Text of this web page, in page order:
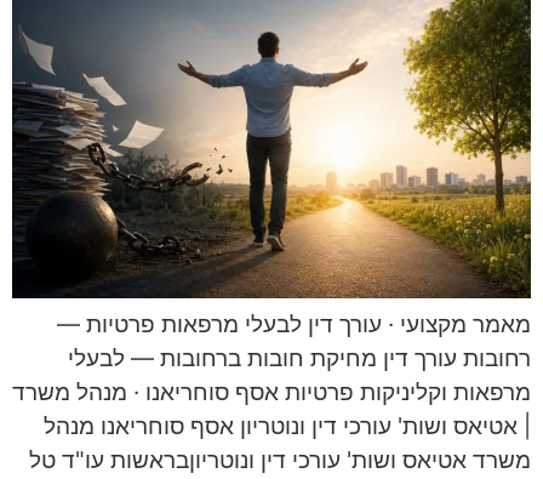
מאמר מקצועי · עורך דין לבעלי מרפאות פרטיות —
רחובות עורך דין מחיקת חובות ברחובות — לבעלי
מרפאות וקליניקות פרטיות אסף סוחריאנו · מנהל משרד
| אטיאס ושות' עורכי דין ונוטריון אסף סוחריאנו מנהל
משרד אטיאס ושות' עורכי דין ונוטריוןבראשות עו"ד טל